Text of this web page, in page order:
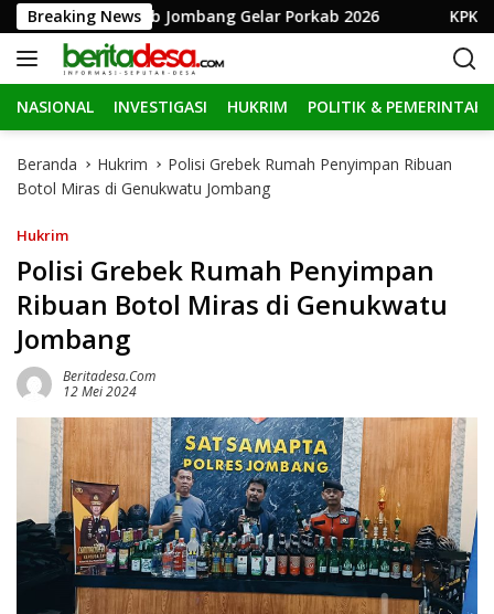
a
g
u
Breaking News
RI, Pemkab Jombang Gelar Porkab 2026 KPK
NASIONAL INVESTIGASI HUKRIM POLITIK & PEMERINTAH
Beranda Hukrim
Polisi Grebek Rumah Penyimpan Ribuan
Botol Miras di Genukwatu Jombang
Hukrim
Polisi Grebek Rumah Penyimpan
Ribuan Botol Miras di Genukwatu
Jombang
Beritadesa.com
12 Mei 2024